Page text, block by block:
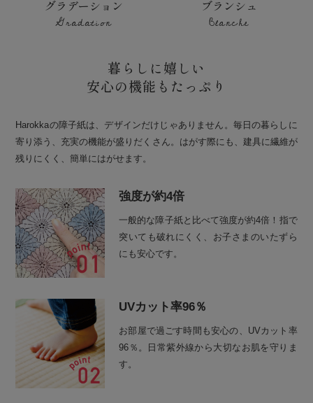
グラデーション
Gradation
ブランシュ
Blanche
暮らしに嬉しい
安心の機能もたっぷり
Harokkaの障子紙は、デザインだけじゃありません。毎日の暮らしに
寄り添う、充実の機能が盛りだくさん。はがす際にも、建具に繊維が
残りにくく、簡単にはがせます。
強度が約4倍
一般的な障子紙と比べて強度が約4倍！指で
突いても破れにくく、お子さまのいたずら
にも安心です。
UVカット率96％
お部屋で過ごす時間も安心の、UVカット率
96％。日常紫外線から大切なお肌を守りま
す。